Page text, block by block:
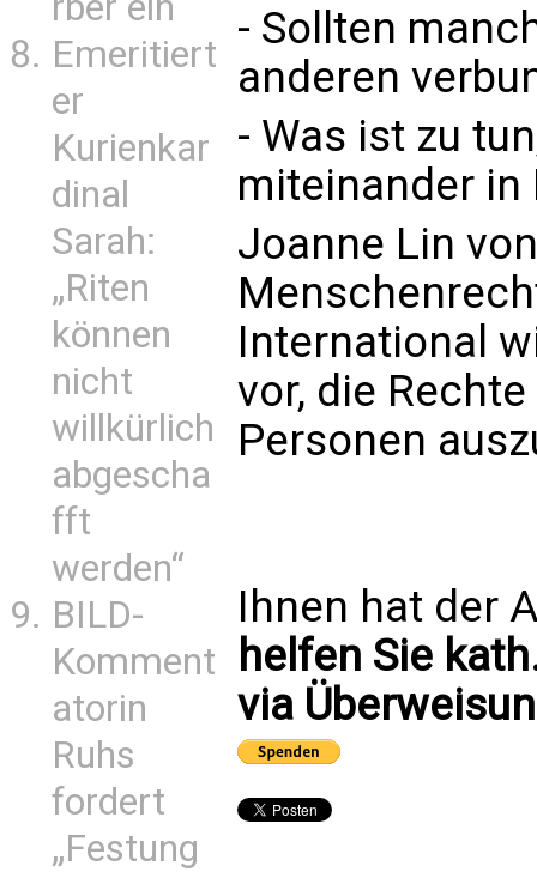
Emeritiert
er
Kurienkar
dinal
Sarah:
„Riten
können
nicht
willkürlich
abgescha
fft
werden“
BILD-
Komment
atorin
Ruhs
fordert
„Festung
- Sollten
anderen
- Was ist zu
miteinander in
Joanne Lin
International
vor, die Rechte
Personen
Ihnen hat der
helfen Sie
via